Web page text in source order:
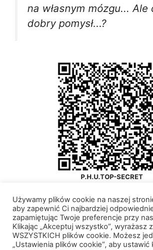
na własnym mózgu... Ale
dobry pomysł...?
P.H.U.TOP-SECRET
© 2026 P.H.U. TOP-SECRET•
GeneratePress
Używamy plików cookie na naszej
aby zapewnić Ci najbardziej
zapamiętując Twoje preferencje przy
Klikając „Akceptuj wszystko”, wyrażasz
WSZYSTKICH plików cookie. Możesz
„Ustawienia plików cookie”, aby